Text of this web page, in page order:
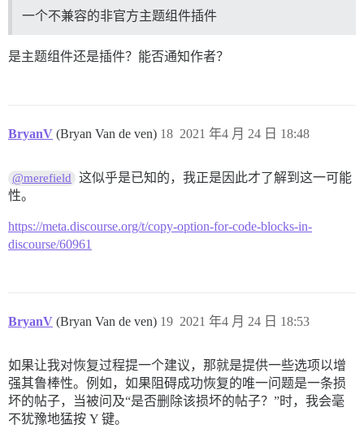
一个不兼容的非官方主题组件插件
是主题组件还是插件？能否通知作者？
BryanV (Bryan Van de ven) 2021 年4 月 24 日 18:48
18
@merefield
这似乎是已知的，我正是因此才了解到这一可能
性。
https://meta.discourse.org/t/copy-option-for-code-blocks-in-
discourse/60961
BryanV (Bryan Van de ven) 2021 年4 月 24 日 18:53
19
如果让我对恢复过程提一个建议，那就是提供一些选项以增
强其鲁棒性。例如，如果阻碍成功恢复的唯一问题是一条损
坏的帖子，当被问及“是否删除该损坏的帖子？”时，我会毫
不犹豫地猛按 Y 键。